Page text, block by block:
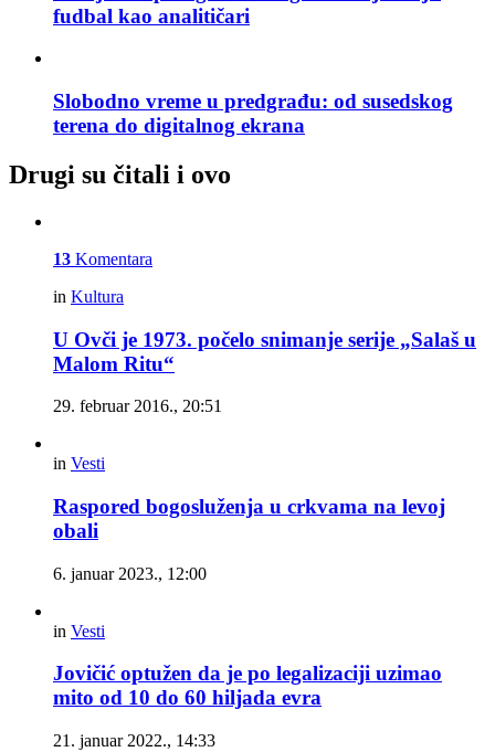
fudbal kao analitičari
Slobodno vreme u predgrađu: od susedskog
terena do digitalnog ekrana
Drugi su čitali i ovo
13 Komentara
in Kultura
U Ovči je 1973. počelo snimanje serije „Salaš u
Malom Ritu“
29. februar 2016., 20:51
in Vesti
Raspored bogosluženja u crkvama na levoj
obali
6. januar 2023., 12:00
in Vesti
Jovičić optužen da je po legalizaciji uzimao
mito od 10 do 60 hiljada evra
21. januar 2022., 14:33